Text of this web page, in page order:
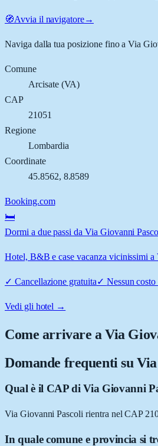
🧭Avvia il navigatore→
Naviga dalla tua posizione fino aVia
Comune
Arcisate(VA)
CAP
21051
Regione
Lombardia
Coordinate
45.8562, 8.8589
Booking.com
🛏️
Dormi a due passi da Via Giovanni
Hotel, B&B e case vacanza vicinissimi
✓ Cancellazione gratuita✓ Nessun
Vedi gli hotel →
Come arrivare aVia
Domande frequenti su
Qual è il CAP di Via Giovanni
Via Giovanni Pascoli rientra nel CAP
In quale comune e provincia si